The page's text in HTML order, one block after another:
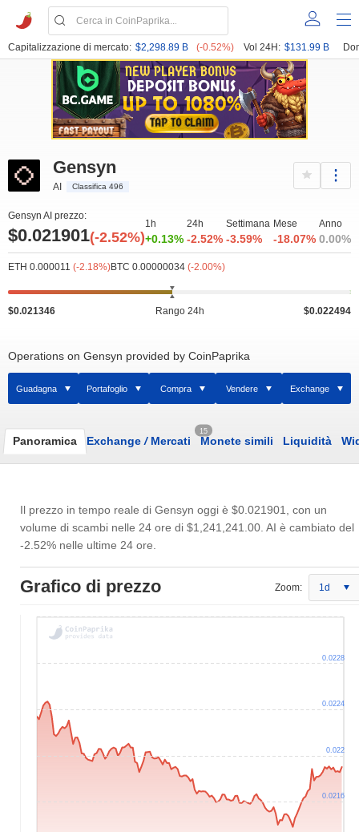
Capitalizzazione di mercato: $2,298.89 B (-0.52%) Vol 24H: $131.99 B
Gensyn
AI Classifica 496
Gensyn AI prezzo:
$0.021901(-2.52%)
1h
+0.13%
24h
-2.52%
Settimana
-3.59%
Mese
-18.07%
Anno
0.00%
ETH 0.000011 (-2.18%)BTC 0.00000034 (-2.00%)
$0.021346 Rango 24h $0.022494
Operations on Gensyn provided by CoinPaprika
Guadagna Portafoglio Compra Vendere Exchange
Panoramica Exchange /Mercati
15
Monete simili Liquidità
Il prezzo in tempo reale di Gensyn oggi è $0.021901
, con un
volume di scambi nelle 24 ore di $1,241,241.00 . AI è cambiato del
-2.52% nelle ultime 24 ore.
Grafico di prezzo Zoom: 1d
0.0216
0.022
0.0224
0.0228